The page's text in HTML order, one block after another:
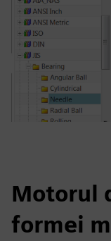
Motorul
formei